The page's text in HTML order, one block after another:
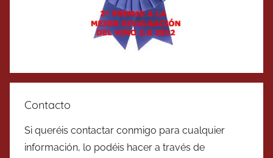
Contacto
Si queréis contactar conmigo para cualquier
información, lo podéis hacer a través de